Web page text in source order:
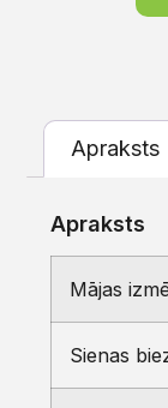
Apraksts
Apraksts
Mājas
Sienas